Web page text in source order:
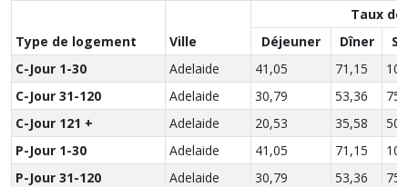
Type de logement Ville
Taux
Déjeuner
Dîner
C-Jour 1-30
Adelaide 41,05 71,15
C-Jour 31-120
Adelaide 30,79 53,36
C-Jour 121 +
Adelaide 20,53 35,58
P-Jour 1-30
Adelaide 41,05 71,15
P-Jour 31-120
Adelaide 30,79 53,36